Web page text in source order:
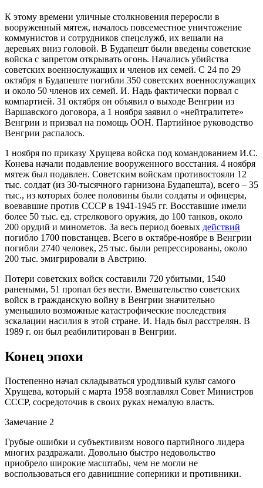
К этому времени уличные столкновения переросли в
вооруженный мятеж, началось повсеместное уничтожение
коммунистов и сотрудников спецслужб, их вешали на
деревьях вниз головой. В Будапешт были введены советские
войска с запретом открывать огонь. Начались убийства
советских военнослужащих и членов их семей. С 24 по 29
октября в Будапеште погибли 350 советских военнослужащих
и около 50 членов их семей. И. Надь фактически порвал с
компартией. 31 октября он объявил о выходе Венгрии из
Варшавского договора, а 1 ноября заявил о «нейтралитете»
Венгрии и призвал на помощь ООН. Партийное руководство
Венгрии распалось.
1 ноября по приказу Хрущева войска под командованием И.С.
Конева начали подавление вооруженного восстания. 4 ноября
мятеж был подавлен. Советским войскам противостояли 12
тыс. солдат (из 30-тысячного гарнизона Будапешта), всего – 35
тыс., из которых более половины были солдаты и офицеры,
воевавшие против СССР в 1941-1945 гг. Восставшие имели
более 50 тыс. ед. стрелкового оружия, до 100 танков, около
200 орудий и минометов. За весь период боевых действий
погибло 1700 повстанцев. Всего в октябре-ноябре в Венгрии
погибли 2740 человек, 25 тыс. были репрессированы, около
200 тыс. эмигрировали в Австрию.
Потери советских войск составили 720 убитыми, 1540
ранеными, 51 пропал без вести. Вмешательство советских
войск в гражданскую войну в Венгрии значительно
уменьшило возможные катастрофические последствия
эскалации насилия в этой стране. И. Надь был расстрелян. В
1989 г. он был реабилитирован в Венгрии.
Конец эпохи
Постепенно начал складываться уродливый культ самого
Хрущева, который с марта 1958 возглавлял Совет Министров
СССР, сосредоточив в своих руках немалую власть.
Замечание 2
Грубые ошибки и субъективизм нового партийного лидера
многих раздражали. Довольно быстро недовольство
приобрело широкие масштабы, чем не могли не
воспользоваться его давнишние соперники и противники.